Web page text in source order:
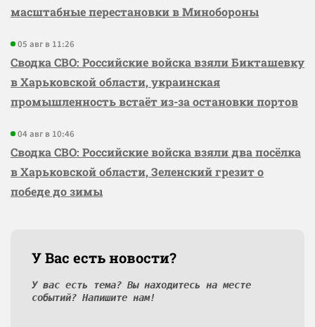
масштабные перестановки в Минобороны
05 авг в 11:26
Сводка СВО: Российские войска взяли Бикташевку
в Харьковской области, украинская
промышленность встаёт из-за остановки портов
04 авг в 10:46
Сводка СВО: Российские войска взяли два посёлка
в Харьковской области, Зеленский грезит о
победе до зимы
У Вас есть новости?
У вас есть тема? Вы находитесь на месте
событий? Напишите нам!